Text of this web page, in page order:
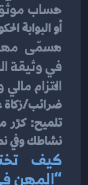
حساب
أو البوابة
مسمّى
في وثيقة
التزام
ضرائب/زكاة
نشاطك وفي
“المهن